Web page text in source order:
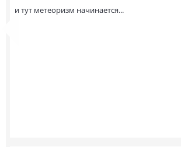
и тут метеоризм начинается...